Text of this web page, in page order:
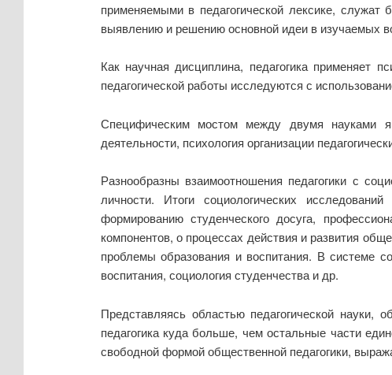
применяемыми в педагогической лексике,
выявлению и решению основной идеи в изучаемых
Как научная дисциплина, педагогика применяет
педагогической работы исследуются с
Специфическим мостом между двумя науками
деятельности, психология организации
Разнообразны взаимоотношения педагогики с
личности. Итоги социологических
формированию студенческого досуга,
компонентов, о процессах действия и развития
проблемы образования и воспитания. В системе
воспитания, социология студенчества и др.
Представляясь областью педагогической
педагогика куда больше, чем остальные части
свободной формой общественной педагогики,